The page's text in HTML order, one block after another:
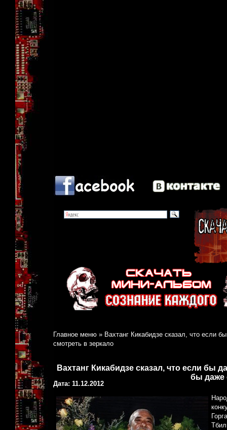
Главное меню » Вахтанг Кикабидзе сказал, что если
смотреть в зеркало
Вахтанг Кикабидзе сказал, что если бы
бы даже
Дата: 11.12.2012